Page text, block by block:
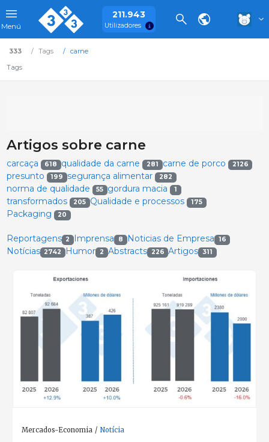
Menú
211.943
Utilizadores
333 Tags
carne
Tags
Artigos sobre carne
carcaça 618 qualidade da carne 281 carne de porco 2126
presunto 199 segurança alimentar 282
norma de qualidade 55 gordura macia 1
transformados 205 Qualidade e processos 175
Packaging 20
Reportagens 2 Imprensa 8 Noticias de Empresa 16
Notícias 2742 Humor 2 Abstracts 226 Artigos 311
Mercados-Economia Notícia